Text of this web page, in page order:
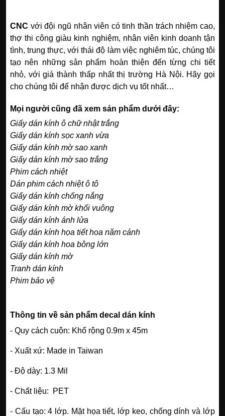
CNC với đội ngũ nhân viên có tinh thần trách nhiệm cao,
thợ thi công giàu kinh nghiệm, nhân viên kinh doanh tận
tình, trung thực, với thái độ làm việc nghiêm túc, chúng tôi
tạo nên những sản phẩm hoàn thiện đến từng chi tiết
nhỏ, với giá thành thấp nhất thị trường Hà Nội. Hãy gọi
cho chúng tôi để nhận được dịch vụ tốt nhất…
Mọi người cũng đã xem sản phẩm dưới đây:
Giấy dán kính ô chữ nhật trắng
Giấy dán kính sọc xanh vừa
Giấy dán kính mờ sao xanh
Giấy dán kính mờ sao trắng
Phim cách nhiệt
Dán phim cách nhiệt ô tô
Giấy dán kính chống nắng
Giấy dán kính mờ khối vuông
Giấy dán kính ánh lửa
Giấy dán kính họa tiết hoa năm cánh
Giấy dán kính hoa bông lớn
Giấy dán kính mờ
Tranh dán kính
Phim bảo vệ
Thông tin về sản phẩm decal dán kính
- Quy cách cuộn: Khổ rộng 0.9m x 45m
- Xuất xứ: Made in Taiwan
- Độ dày: 1.3 Mil
- Chất liệu: PET
- Cấu tạo: 4 lớp. Mặt họa tiết, lớp keo, chống dính và lớp